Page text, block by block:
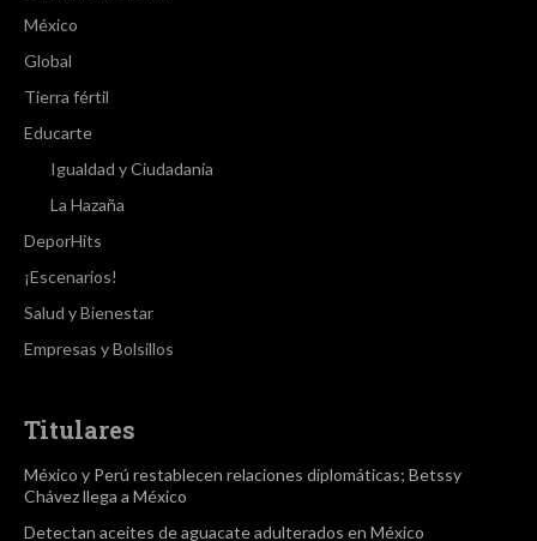
México
Global
Tierra fértil
Educarte
Igualdad y Ciudadanía
La Hazaña
DeporHits
¡Escenarios!
Salud y Bienestar
Empresas y Bolsillos
Titulares
México y Perú restablecen relaciones diplomáticas; Betssy
Chávez llega a México
Detectan aceites de aguacate adulterados en México